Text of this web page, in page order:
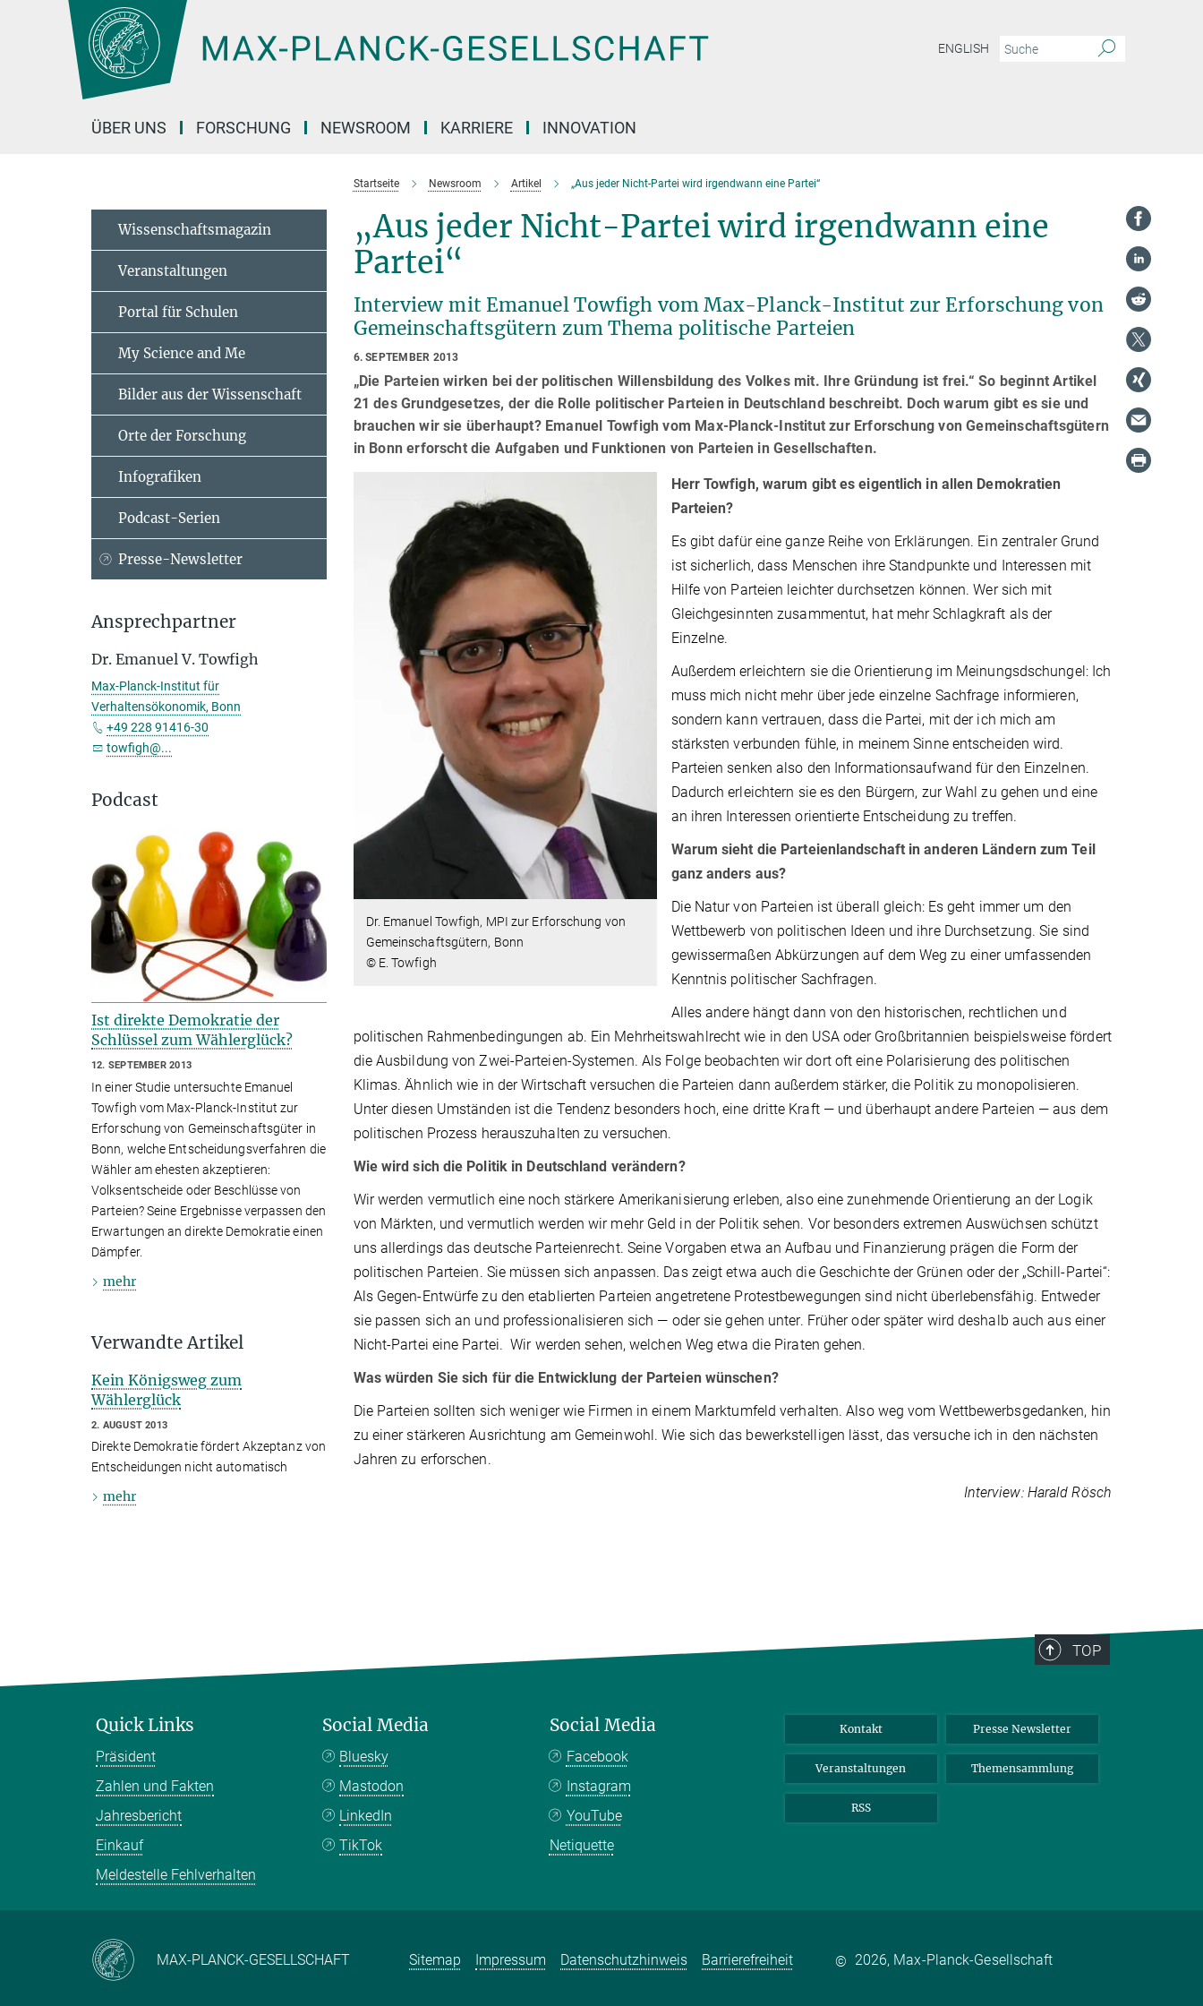
Hauptinhalt
ENGLISH
ÜBER UNS FORSCHUNG NEWSROOM KARRIERE INNOVATION
Startseite Newsroom Artikel „Aus jeder Nicht-Partei wird irgendwann eine Partei“
„Aus jeder Nicht-Partei wird irgendwann eine
Partei“
Interview mit Emanuel Towfigh vom Max-Planck-Institut zur Erforschung von
Gemeinschaftsgütern zum Thema politische Parteien
6. SEPTEMBER 2013
„Die Parteien wirken bei der politischen Willensbildung des Volkes mit. Ihre Gründung ist frei.“ So beginnt Artikel
21 des Grundgesetzes, der die Rolle politischer Parteien in Deutschland beschreibt. Doch warum gibt es sie und
brauchen wir sie überhaupt? Emanuel Towfigh vom Max-Planck-Institut zur Erforschung von Gemeinschaftsgütern
in Bonn erforscht die Aufgaben und Funktionen von Parteien in Gesellschaften.
Dr. Emanuel Towfigh, MPI zur Erforschung von
Gemeinschaftsgütern, Bonn
© E. Towfigh
Herr Towfigh, warum gibt es eigentlich in allen Demokratien
Parteien?
Es gibt dafür eine ganze Reihe von Erklärungen. Ein zentraler Grund
ist sicherlich, dass Menschen ihre Standpunkte und Interessen mit
Hilfe von Parteien leichter durchsetzen können. Wer sich mit
Gleichgesinnten zusammentut, hat mehr Schlagkraft als der
Einzelne.
Außerdem erleichtern sie die Orientierung im Meinungsdschungel: Ich
muss mich nicht mehr über jede einzelne Sachfrage informieren,
sondern kann vertrauen, dass die Partei, mit der ich mich am
stärksten verbunden fühle, in meinem Sinne entscheiden wird.
Parteien senken also den Informationsaufwand für den Einzelnen.
Dadurch erleichtern sie es den Bürgern, zur Wahl zu gehen und eine
an ihren Interessen orientierte Entscheidung zu treffen.
Warum sieht die Parteienlandschaft in anderen Ländern zum Teil
ganz anders aus?
Die Natur von Parteien ist überall gleich: Es geht immer um den
Wettbewerb von politischen Ideen und ihre Durchsetzung. Sie sind
gewissermaßen Abkürzungen auf dem Weg zu einer umfassenden
Kenntnis politischer Sachfragen.
Alles andere hängt dann von den historischen, rechtlichen und
politischen Rahmenbedingungen ab. Ein Mehrheitswahlrecht wie in den USA oder Großbritannien beispielsweise fördert
die Ausbildung von Zwei-Parteien-Systemen. Als Folge beobachten wir dort oft eine Polarisierung des politischen
Klimas. Ähnlich wie in der Wirtschaft versuchen die Parteien dann außerdem stärker, die Politik zu monopolisieren.
Unter diesen Umständen ist die Tendenz besonders hoch, eine dritte Kraft — und überhaupt andere Parteien — aus dem
politischen Prozess herauszuhalten zu versuchen.
Wie wird sich die Politik in Deutschland verändern?
Wir werden vermutlich eine noch stärkere Amerikanisierung erleben, also eine zunehmende Orientierung an der Logik
von Märkten, und vermutlich werden wir mehr Geld in der Politik sehen. Vor besonders extremen Auswüchsen schützt
uns allerdings das deutsche Parteienrecht. Seine Vorgaben etwa an Aufbau und Finanzierung prägen die Form der
politischen Parteien. Sie müssen sich anpassen. Das zeigt etwa auch die Geschichte der Grünen oder der „Schill-Partei“:
Als Gegen-Entwürfe zu den etablierten Parteien angetretene Protestbewegungen sind nicht überlebensfähig. Entweder
sie passen sich an und professionalisieren sich — oder sie gehen unter. Früher oder später wird deshalb auch aus einer
Nicht-Partei eine Partei. Wir werden sehen, welchen Weg etwa die Piraten gehen.
Was würden Sie sich für die Entwicklung der Parteien wünschen?
Die Parteien sollten sich weniger wie Firmen in einem Marktumfeld verhalten. Also weg vom Wettbewerbsgedanken, hin
zu einer stärkeren Ausrichtung am Gemeinwohl. Wie sich das bewerkstelligen lässt, das versuche ich in den nächsten
Jahren zu erforschen.
Interview: Harald Rösch
Wissenschaftsmagazin
Veranstaltungen
Portal für Schulen
My Science and Me
Bilder aus der Wissenschaft
Orte der Forschung
Infografiken
Podcast-Serien
Presse-Newsletter
Ansprechpartner
Dr. Emanuel V. Towfigh
Max-Planck-Institut für
Verhaltensökonomik, Bonn
+49 228 91416-30
towfigh@...
Podcast
Ist direkte Demokratie der
Schlüssel zum Wählerglück?
12. SEPTEMBER 2013
In einer Studie untersuchte Emanuel
Towfigh vom Max-Planck-Institut zur
Erforschung von Gemeinschaftsgüter in
Bonn, welche Entscheidungsverfahren die
Wähler am ehesten akzeptieren:
Volksentscheide oder Beschlüsse von
Parteien? Seine Ergebnisse verpassen den
Erwartungen an direkte Demokratie einen
Dämpfer.
mehr
Verwandte Artikel
Kein Königsweg zum
Wählerglück
2. AUGUST 2013
Direkte Demokratie fördert Akzeptanz von
Entscheidungen nicht automatisch
mehr
TOP
Quick Links
Präsident
Zahlen und Fakten
Jahresbericht
Einkauf
Meldestelle Fehlverhalten
Social Media
Bluesky
Mastodon
LinkedIn
TikTok
Social Media
Facebook
Instagram
YouTube
Netiquette
Kontakt Presse Newsletter
Veranstaltungen Themensammlung
RSS
MAX-PLANCK-GESELLSCHAFT Sitemap Impressum Datenschutzhinweis Barrierefreiheit © 2026, Max-Planck-Gesellschaft